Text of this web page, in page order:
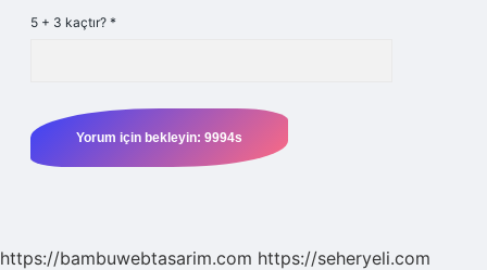
5 + 3 kaçtır? *
https://bambuwebtasarim.com https://seheryeli.com